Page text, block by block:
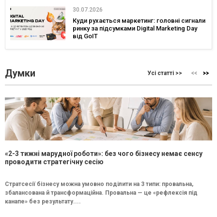
30.07.2026
Куди рухається маркетинг: головні сигнали
ринку за підсумками Digital Marketing Day
від GoIT
Думки Усі статті >>
«2-3 тижні марудної роботи»: без чого бізнесу немає сенсу
проводити стратегічну сесію
Стратсесії бізнесу можна умовно поділити на 3 типи: провальна,
збалансована й трансформаційна. Провальна — це «рефлексія під
канапе» без результату....